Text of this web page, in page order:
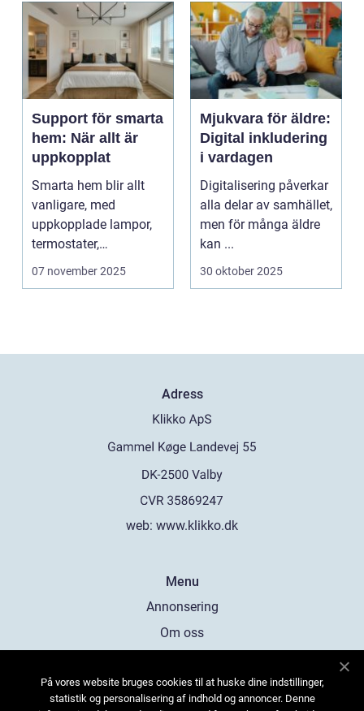
Support för smarta
hem: När allt är
uppkopplat
Smarta hem blir allt
vanligare, med
uppkopplade lampor,
termostater,
säkerhetskameror och
07 november 2025
Mjukvara för äldre:
Digital inkludering
i vardagen
Digitalisering påverkar
alla delar av samhället,
men för många äldre
kan ...
30 oktober 2025
Adress
web: www.klikko.dk
Menu
Annonsering
Om oss
Kontakta oss
På vores website bruges cookies til at huske dine indstillinger,
statistik og personalisering af indhold og annoncer. Denne